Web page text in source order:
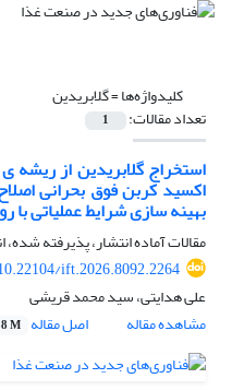
کلیدواژه‌ها =گلابریدین
تعداد مقالات: 1
استخراج گلابریدین از ریشه
اکسید کربن فوق بحرانی
بهینه سازی شرایط عملیاتی
مقالات آماده انتشار، پذیرفته شده،
ift.2026.8092.2264
علی هدایتی، سید محمد قریشی
مشاهده مقاله
اصل مقاله M